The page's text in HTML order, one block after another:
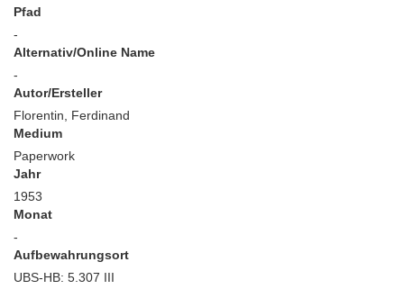
Pfad
-
Alternativ/Online Name
-
Autor/Ersteller
Florentin, Ferdinand
Medium
Paperwork
Jahr
1953
Monat
-
Aufbewahrungsort
UBS-HB: 5.307 III